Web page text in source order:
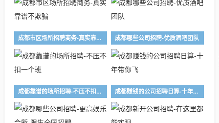
成都市区场所招聘商务-真实靠谱不欺骗 成都哪些公司招聘-优质酒吧团队
成都靠谱的场所招聘-不压不扣一个班 成都赚钱的公司招聘日算-十年带你飞